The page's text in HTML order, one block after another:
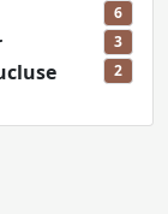
6
3
2